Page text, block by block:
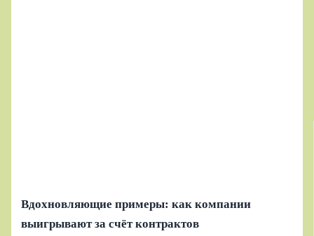
Вдохновляющие примеры: как компании
выигрывают за счёт контрактов